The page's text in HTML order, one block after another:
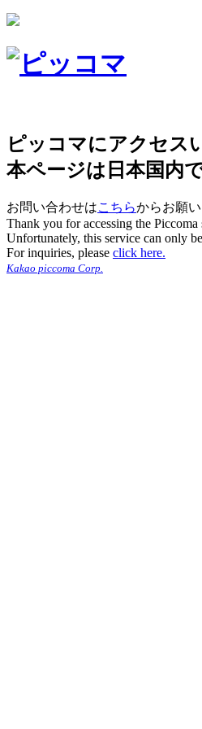
ピッコマにアクセス
本ページは日本国内
お問い合わせはこちらからお願い
Thank you for accessing the Piccoma
Unfortunately, this service can only
For inquiries, please click here.
Kakao piccoma Corp.